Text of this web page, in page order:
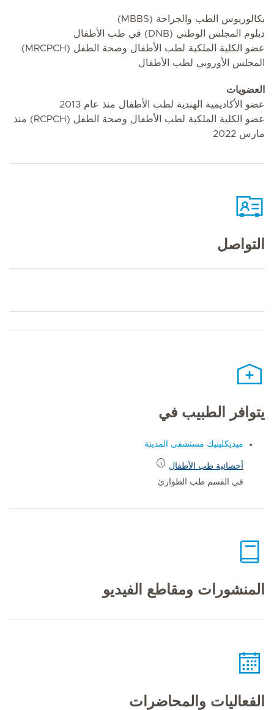
بكالوريوس الطب والجراحة (MBBS)
دبلوم المجلس الوطني (DNB) في طب الأطفال
عضو الكلية الملكية لطب الأطفال وصحة الطفل (MRCPCH)
المجلس الأوروبي لطب الأطفال
العضويات
عضو الأكاديمية الهندية لطب الأطفال منذ عام 2013
عضو الكلية الملكية لطب الأطفال وصحة الطفل (RCPCH) منذ
مارس 2022
التواصل
يتوافر الطبيب في
ميديكلينيك مستشفى المدينة
أخصائية طب الأطفال
في القسم طب الطوارئ
المنشورات ومقاطع الفيديو
الفعاليات والمحاضرات